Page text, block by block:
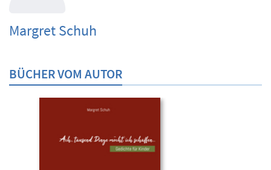
Margret Schuh
BÜCHER VOM AUTOR